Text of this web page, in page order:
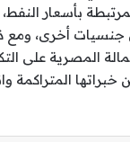
بأسعار
جنسيات أخرى، ومع
المصرية على
المتراكمة